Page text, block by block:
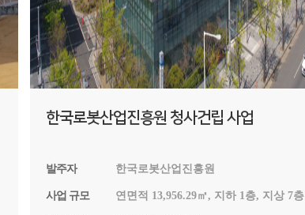
한국로봇산업진흥원 청사건립 사업
발주자 한국로봇산업진흥원
사업 규모 연면적 13,956.29㎡, 지하 1층, 지상 7층